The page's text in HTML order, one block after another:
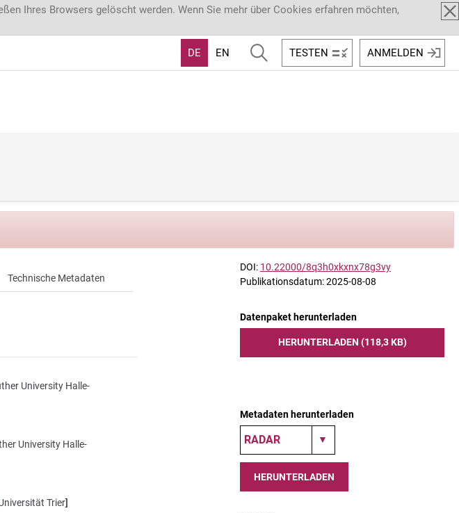
Ihres Browsers gelöscht werden. Wenn Sie mehr über Cookies erfahren möchten,
DE EN TESTEN ANMELDEN
Technische Metadaten
University Halle-
University Halle-
Trier]
DOI: 10.22000/8q3h0xkxnx78g3vy
Publikationsdatum: 2025-08-08
Datenpaket herunterladen
HERUNTERLADEN (118,3 KB)
Metadaten herunterladen
HERUNTERLADEN